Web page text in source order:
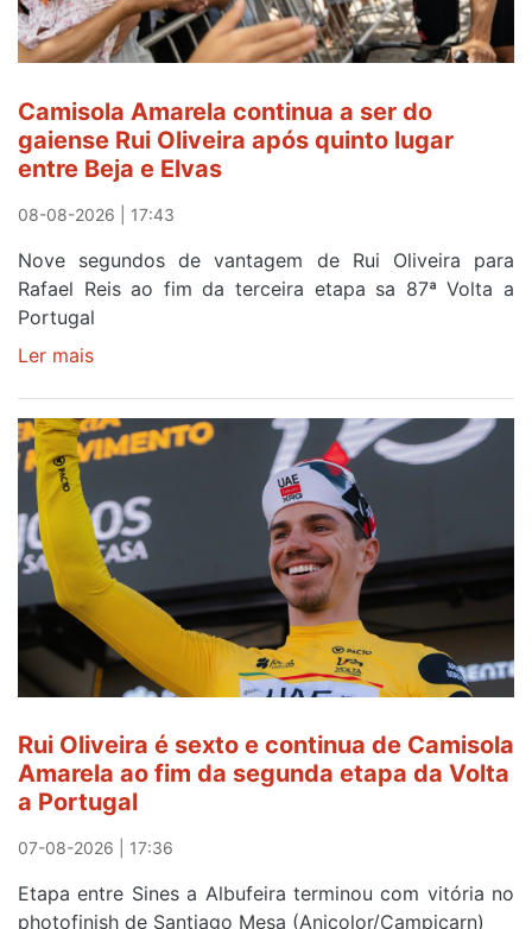
Camisola Amarela continua a ser do
gaiense Rui Oliveira após quinto lugar
entre Beja e Elvas
08-08-2026 | 17:43
Nove segundos de vantagem de Rui Oliveira para
Rafael Reis ao fim da terceira etapa sa 87ª Volta a
Portugal
Ler mais
continua
a
ser
do
gaiense
Rui
Oliveira
após
quinto
lugar
Beja
e
Elvas
Rui Oliveira é sexto e continua de Camisola
Amarela ao fim da segunda etapa da Volta
a Portugal
07-08-2026 | 17:36
Etapa entre Sines a Albufeira terminou com vitória no
photofinish de Santiago Mesa (Anicolor/Campicarn)